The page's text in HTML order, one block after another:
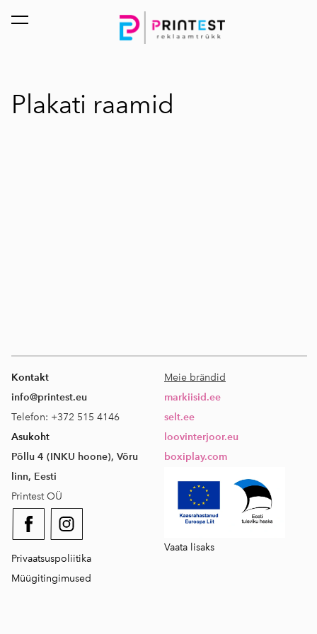
lisati ostukorvi. Vaata ostukorvi
Plakati raamid
Kontakt
info@printest.eu
Telefon: +372 515 4146
Asukoht
Põllu 4 (INKU hoone), Võru
linn, Eesti
Printest OÜ
Privaatsuspoliitika
Müügitingimused
Meie brändid
markiisid.ee
selt.ee
loovinterjoor.eu
boxiplay.com
Vaata lisaks